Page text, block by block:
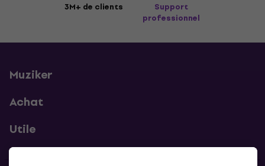
3M+ de clients
Support
professionnel
Muziker
Achat
Utile